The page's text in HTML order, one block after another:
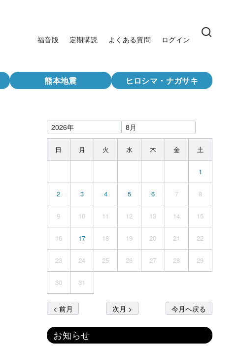
福音版 定期購読 よくある質問 ログイン
熊本地震 ヒロシマ・ナガサキ
日 月 火 水 木 金 土
1
2 3 4 5 6 7 8
9 10 11 12 13 14 15
16 17 18 19 20 21 22
23 24 25 26 27 28 29
30 31
< 前月 次月 > 今月へ戻る
お知らせ